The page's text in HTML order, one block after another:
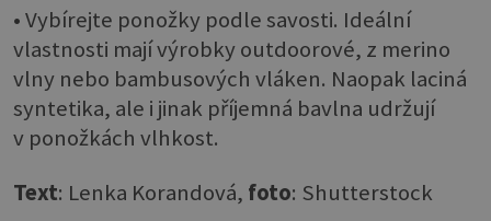
• Vybírejte ponožky podle savosti. Ideální
vlastnosti mají výrobky outdoorové, z merino
vlny nebo bambusových vláken. Naopak laciná
syntetika, ale i jinak příjemná bavlna udržují
v ponožkách vlhkost.
Text: Lenka Korandová, foto: Shutterstock